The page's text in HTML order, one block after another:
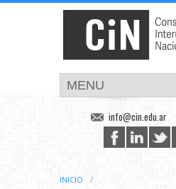
info@cin.edu.ar
INICIO
/